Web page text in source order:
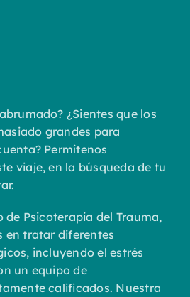
¿Sientes que los
grandes para
Permítenos
viaje, en la búsqueda de tu
Psicoterapia del Trauma,
en tratar diferentes
incluyendo el estrés
un equipo de
calificados. Nuestra